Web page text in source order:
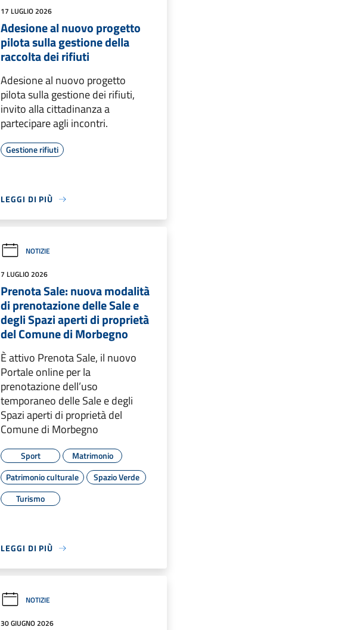
17 LUGLIO 2026
Adesione al nuovo progetto
pilota sulla gestione della
raccolta dei rifiuti
Adesione al nuovo progetto
pilota sulla gestione dei rifiuti,
invito alla cittadinanza a
partecipare agli incontri.
Gestione rifiuti
LEGGI DI PIÙ
NOTIZIE
7 LUGLIO 2026
Prenota Sale: nuova modalità
di prenotazione delle Sale e
degli Spazi aperti di proprietà
del Comune di Morbegno
È attivo Prenota Sale, il nuovo
Portale online per la
prenotazione dell’uso
temporaneo delle Sale e degli
Spazi aperti di proprietà del
Comune di Morbegno
Sport
Matrimonio
Patrimonio culturale
Spazio Verde
Turismo
LEGGI DI PIÙ
NOTIZIE
30 GIUGNO 2026